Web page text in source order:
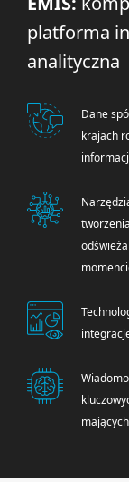
platforma
analityczna
Dane
krajach